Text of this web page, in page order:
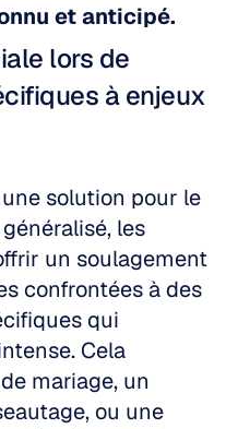
et anticipé.
lors de
à enjeux
solution pour le
les
un soulagement
confrontées à des
qui
Cela
mariage, un
ou une